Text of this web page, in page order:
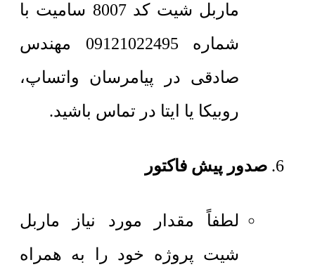
ماربل شیت کد 8007 سامیت با
شماره 09121022495 مهندس
صادقی در پیامرسان واتساپ،
روبیکا یا ایتا در تماس باشید.
صدور پیش فاکتور
لطفاً مقدار مورد نیاز ماربل
شیت پروژه خود را به همراه